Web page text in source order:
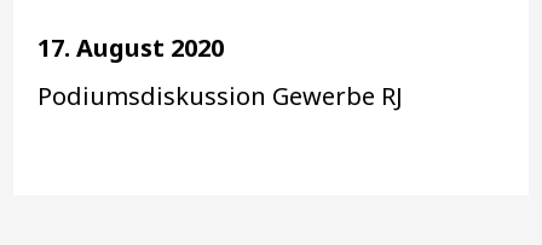
17. August 2020
Podiumsdiskussion Gewerbe RJ